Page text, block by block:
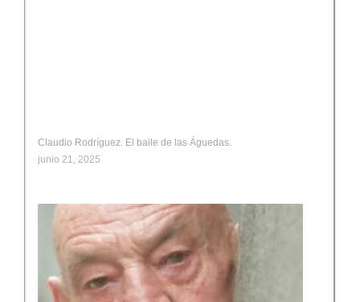
Claudio Rodríguez. El baile de las Águedas.
junio 21, 2025